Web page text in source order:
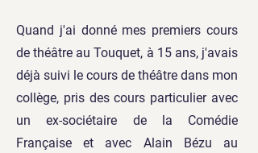
Quand j'ai donné mes premiers cours
de théâtre au Touquet, à 15 ans, j'avais
déjà suivi le cours de théâtre dans mon
collège, pris des cours particulier avec
un ex-sociétaire de la Comédie
Française et avec Alain Bézu au